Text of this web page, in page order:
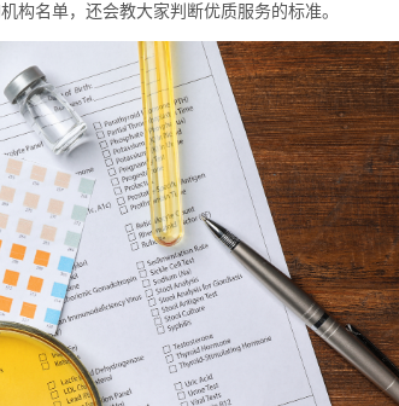
构名单，还会教大家判断优质服务的标准。